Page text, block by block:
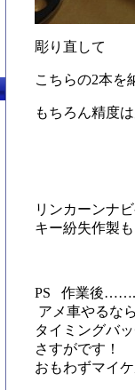
彫り直して
こちらの2本を
もちろん精度
リンカーンナ
キー紛失作製
PS 作業後…….
アメ車やるな
タイミングバ
さすがです！
おもわずマイ